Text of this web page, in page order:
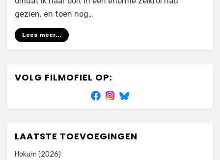
gezien, en toen nog…
Lees meer...
VOLG FILMOFIEL OP:
LAATSTE TOEVOEGINGEN
Hokum (2026)